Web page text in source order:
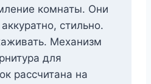
комнаты. Они
стильно.
Механизм
для
рассчитана на